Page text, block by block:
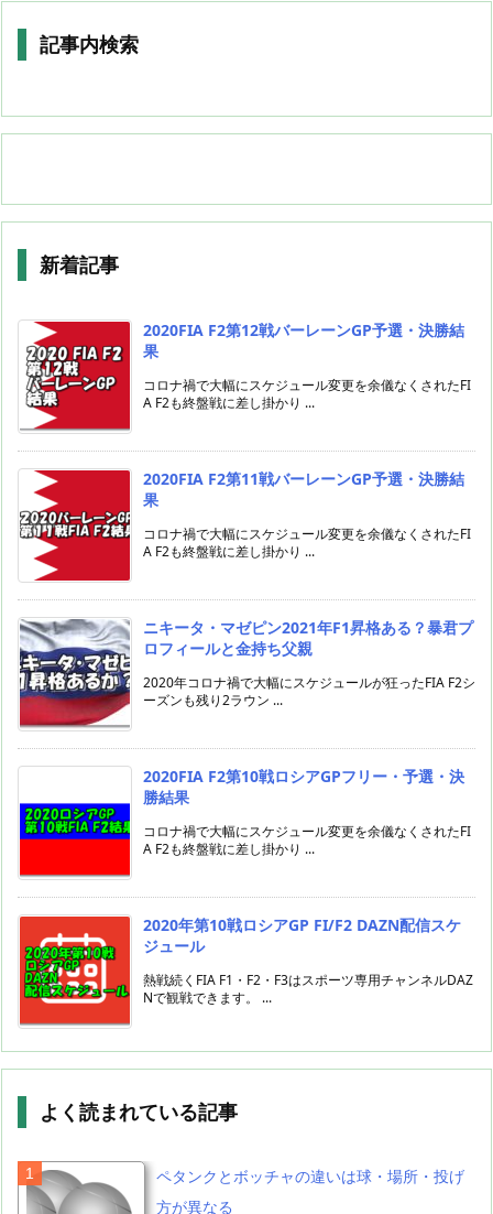
記事内検索
新着記事
2020FIA F2第12戦バーレーンGP予選・決勝結
果
コロナ禍で大幅にスケジュール変更を余儀なくされたFI
A F2も終盤戦に差し掛かり ...
2020FIA F2第11戦バーレーンGP予選・決勝結
果
コロナ禍で大幅にスケジュール変更を余儀なくされたFI
A F2も終盤戦に差し掛かり ...
ニキータ・マゼピン2021年F1昇格ある？暴君プ
ロフィールと金持ち父親
2020年コロナ禍で大幅にスケジュールが狂ったFIA F2シ
ーズンも残り2ラウン ...
2020FIA F2第10戦ロシアGPフリー・予選・決
勝結果
コロナ禍で大幅にスケジュール変更を余儀なくされたFI
A F2も終盤戦に差し掛かり ...
2020年第10戦ロシアGP FI/F2 DAZN配信スケ
ジュール
熱戦続くFIA F1・F2・F3はスポーツ専用チャンネルDAZ
Nで観戦できます。 ...
よく読まれている記事
ペタンクとボッチャの違いは球・場所・投げ
方が異なる